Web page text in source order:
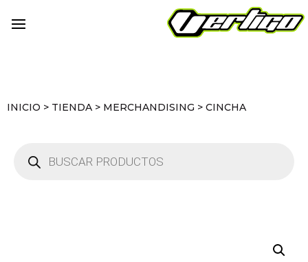
INICIO > TIENDA > MERCHANDISING > CINCHA
productos